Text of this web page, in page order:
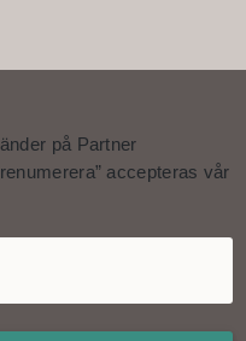
på Partner
accepteras vår